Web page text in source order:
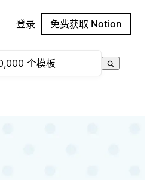
登录 免费获取 Notion